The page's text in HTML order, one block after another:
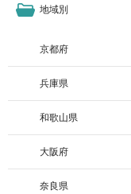
地域別
京都府
兵庫県
和歌山県
大阪府
奈良県